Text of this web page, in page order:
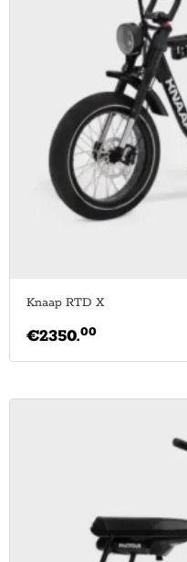
Knaap RTD X
€2350.00